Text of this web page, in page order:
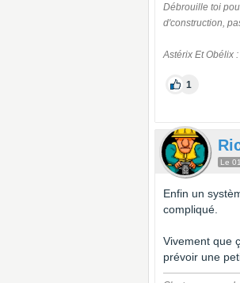
Débrouille toi
d'construction,
Astérix Et Obélix
1
Le
Enfin un
compliqué.
Vivement que
prévoir une